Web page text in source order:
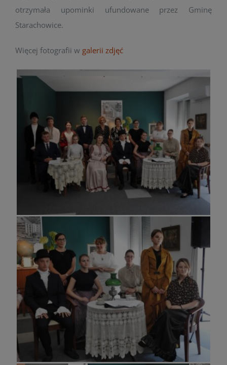
otrzymała upominki ufundowane przez Gminę
Starachowice.
Więcej fotografii w galerii zdjęć